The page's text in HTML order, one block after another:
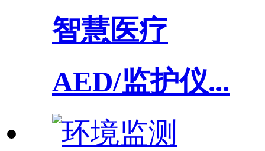
智慧医疗
AED/监护仪...